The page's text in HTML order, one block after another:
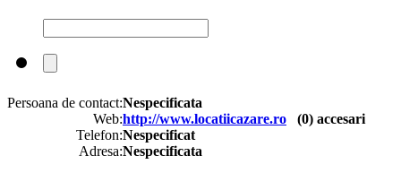
Persoana de contact:Nespecificata
Web:http://www.locatiicazare.ro (0) accesari
Telefon:Nespecificat
Adresa:Nespecificata